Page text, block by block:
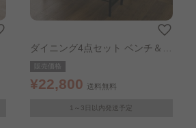
ダイニング4点セット ベンチ＆チ
ェア ブラウン
販売価格
¥22,800 送料無料
1～3日以内発送予定